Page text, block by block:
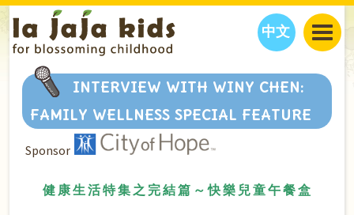
中文
JAJA’S WORLD
BLOG
CLASSES
INTERVIEWS
CALENDAR
EVENTS
THINGS TO DO
JAJA’S PICKS
FAMILY WELLNESS
EDUCATION
ABOUT
INTERVIEW WITH WINY CHEN:
FAMILY WELLNESS SPECIAL FEATURE
Sponsor
健 康 生 活 特 集 之 完 結 篇 ～ 快 樂 兒 童 午 餐 盒